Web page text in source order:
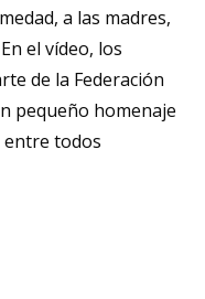
a las madres,
el vídeo, los
de la Federación
pequeño homenaje
entre todos